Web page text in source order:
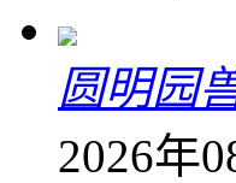
圆明园
2026年